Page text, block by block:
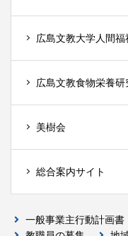
広島文教大学人間福
広島文教食物栄養研
美樹会
総合案内サイト
一般事業主行動計画書